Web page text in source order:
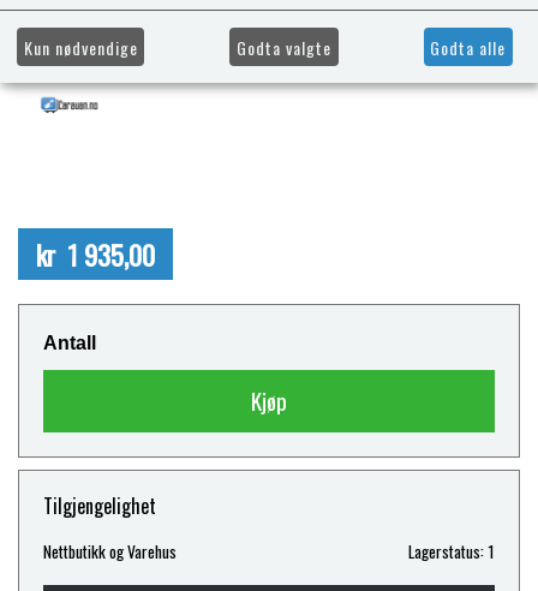
kr 1 935,00
Antall
Kjøp
Tilgjengelighet
Nettbutikk og Varehus Lagerstatus: 1
Kun nødvendige Godta valgte Godta alle